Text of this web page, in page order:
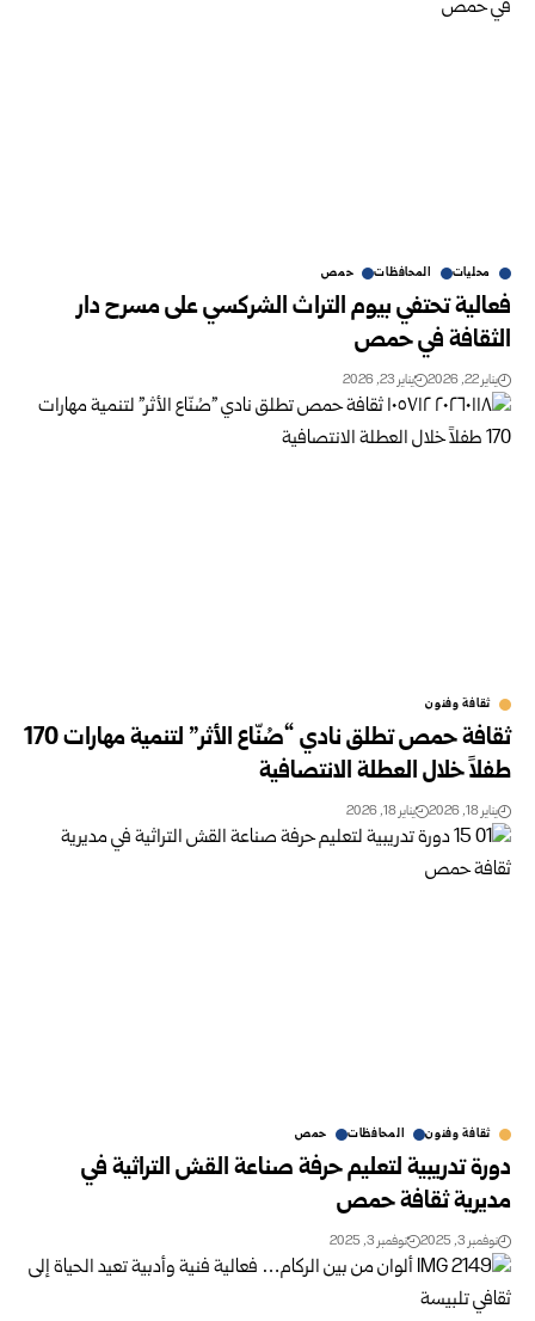
محليات المحافظات حمص
فعالية تحتفي بيوم التراث الشركسي على مسرح دار
الثقافة في حمص
يناير 22, 2026 يناير 23, 2026
ثقافة وفنون
ثقافة حمص تطلق نادي “صُنّاع الأثر” لتنمية مهارات 170
طفلاً خلال العطلة الانتصافية
يناير 18, 2026 يناير 18, 2026
ثقافة وفنون المحافظات حمص
دورة تدريبية لتعليم حرفة صناعة القش التراثية في
مديرية ثقافة حمص
نوفمبر 3, 2025 نوفمبر 3, 2025